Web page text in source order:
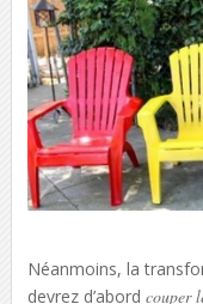
Néanmoins, la
devrez d’abord couper